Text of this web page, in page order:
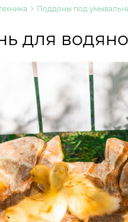
Поддоны под
для